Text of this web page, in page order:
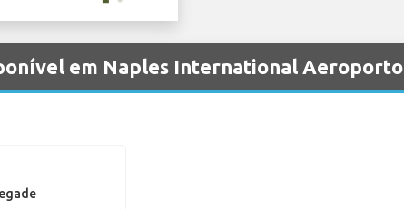
em Naples International Aeroporto